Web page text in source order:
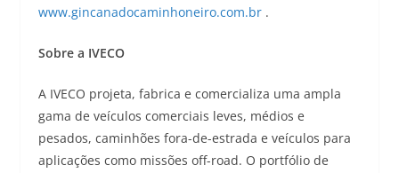
www.gincanadocaminhoneiro.com.br.
Sobre a IVECO
A IVECO projeta, fabrica e comercializa uma ampla
gama de veículos comerciais leves, médios e
pesados, caminhões fora-de-estrada e veículos para
aplicações como missões off-road. O portfólio de